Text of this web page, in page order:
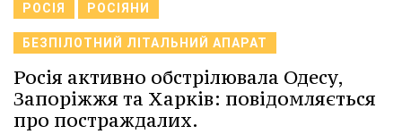
РОСІЯ РОСІЯНИ
БЕЗПІЛОТНИЙ ЛІТАЛЬНИЙ АПАРАТ
Росія активно обстрілювала Одесу,
Запоріжжя та Харків: повідомляється
про постраждалих.